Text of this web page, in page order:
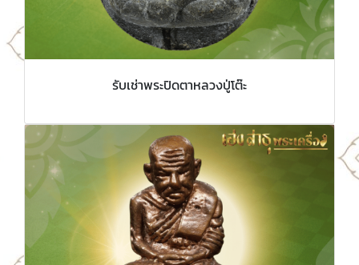
รับเช่าพระปิดตาหลวงปู่โต๊ะ